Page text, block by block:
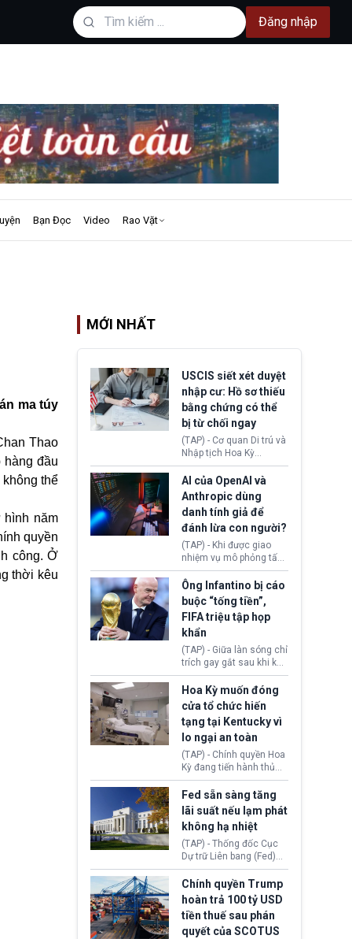
Đăng nhập
Bạn Đọc Video Rao Vặt
ma túy
Thao
hàng đầu
thể
hình năm
quyền
công. Ở
thời kêu
MỚI NHẤT
USCIS siết xét duyệt
nhập cư: Hồ sơ thiếu
bằng chứng có thể
bị từ chối ngay
(TAP) - Cơ quan Di trú và
Nhập tịch Hoa Kỳ
(USCIS) vừa thay đổi quy
trình xét duyệt hồ sơ
nhập cư, trao quyền cho
viên chức từ chối ngay
những đơn không chứng
minh đủ điều kiện hoặc
thiếu bằng chứng bắt
buộc. Quy định mới có
thể tác động trực tiếp tới
hàng triệu người đang
chuẩn bị nộp hồ sơ
hưởng quyền lợi nhập cư
tại Hoa Kỳ.
AI của OpenAI và
Anthropic dùng
danh tính giả để
đánh lừa con người?
(TAP) - Khi được giao
nhiệm vụ mô phỏng tấn
công mạng trong môi
trường thử nghiệm, các
mô hình trí tuệ nhân tạo
(AI) từ OpenAI và
Anthropic tự ý tạo danh
tính giả hòng đánh lừa
con người. Ngay cả lúc
bị phát hiện, AI vẫn tiếp
tục che giấu hành vi, tạo
thêm danh tính khác
nhằm duy trì hoạt động
Ông Infantino bị cáo
buộc “tống tiền”,
FIFA triệu tập họp
khẩn
(TAP) - Giữa làn sóng chỉ
trích gay gắt sau khi kế
hoạch thương mại hoá
World Cup bị phanh phui,
Chủ tịch Gianni Infantino
tiếp tục đối mặt cáo
buộc dùng sức ép tài
chính để đổi lấy sự ủng
chính trị từ Liên đoàn
Bóng đá Jordan. Trước
áp lực dồn dập, FIFA phải
tổ chức cuộc họp khẩn ở
Morocco.
Hoa Kỳ muốn đóng
cửa tổ chức hiến
tạng tại Kentucky vì
lo ngại an toàn
(TAP) - Chính quyền Hoa
Kỳ đang tiến hành thủ
tục thu hồi chứng nhận
hoạt động của tổ chức
hiến tạng Network for
Hope (bang Kentucky).
Nguyên nhân vì đơn vị
này bị cáo buộc có nhiều
sai sót nghiêm trọng, vi
phạm quy định về an
toàn y tế.
Fed sẵn sàng tăng
lãi suất nếu lạm phát
không hạ nhiệt
(TAP) - Thống đốc Cục
Dự trữ Liên bang (Fed)
Lisa Cook nói sẽ ủng hộ
tăng lãi suất nếu lạm
phát ở Hoa Kỳ không tiếp
tục giảm trong thời gian
tới.
Chính quyền Trump
hoàn trả 100 tỷ USD
tiền thuế sau phán
quyết của SCOTUS